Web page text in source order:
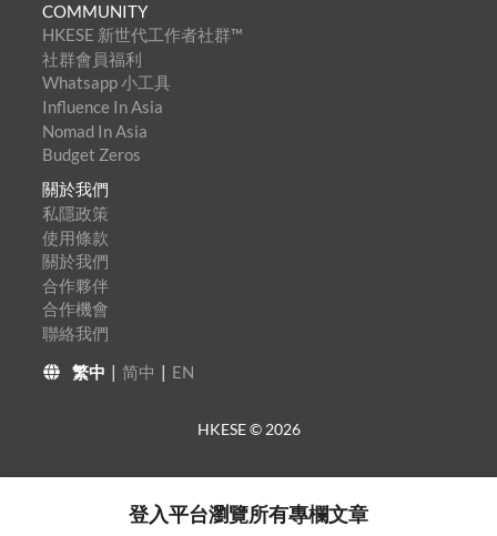
COMMUNITY
HKESE 新世代工作者社群™
社群會員福利
Whatsapp 小工具
Influence In Asia
Nomad In Asia
Budget Zeros
關於我們
私隱政策
使用條款
關於我們
合作夥伴
合作機會
聯絡我們
繁中 | 简中 | EN
HKESE © 2026
登入平台瀏覽所有專欄文章